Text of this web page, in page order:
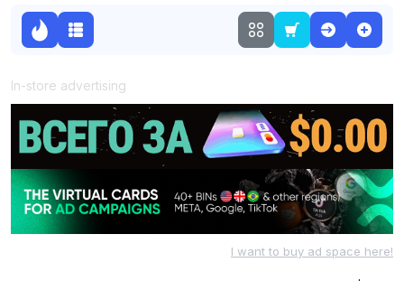
In-store advertising
I want to buy ad space here!